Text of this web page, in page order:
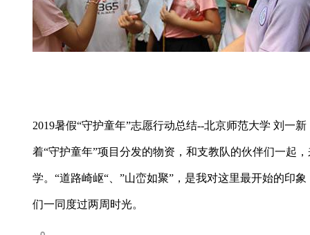
2019暑假“守护童年”志愿行动总结--北京师范大学 刘一
着“守护童年”项目分发的物资，和支教队的伙伴们一起
学。“道路崎岖“、”山峦如聚”，是我对这里最开始的印
们一同度过两周时光。